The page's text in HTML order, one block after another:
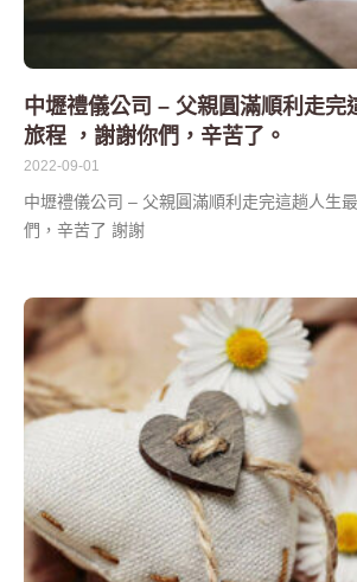
中壢禮儀公司 – 父親圓滿順利走完
旅程 ，謝謝你們，辛苦了。
2022-09-01
中壢禮儀公司 – 父親圓滿順利走完這趟人生
們，辛苦了 謝謝